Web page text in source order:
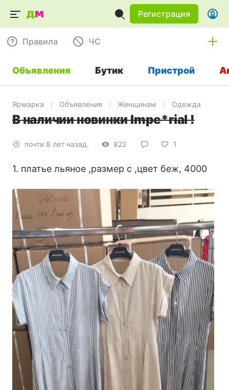
Регистрация
Правила ЧC
Объявления Бутик Пристрой
Ярмарка Объявления Женщинам Одежда
В наличии новинки Impe*rial !
почти 8 лет назад 822 1
1. платье льяное ,размер с ,цвет беж, 4000